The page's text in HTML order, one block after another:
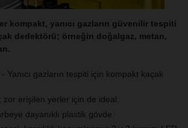
kompakt, yanıcı gazların güvenilir tespiti
dedektörü; örneğin doğalgaz, metan,
- Yanıcı gazların tespiti için kompakt kaçak
zor erişilen yerler için de ideal.
dayanıklı plastik gövde.